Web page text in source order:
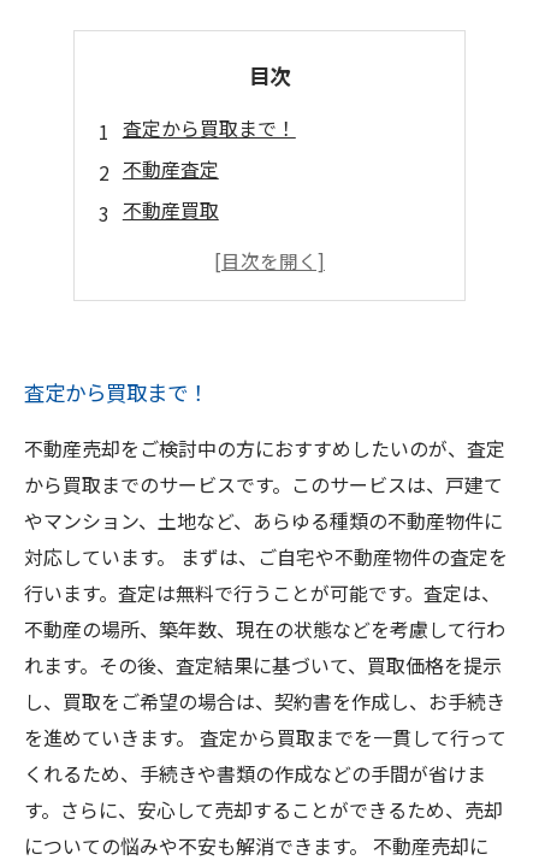
目次
査定から買取まで！
不動産査定
不動産買取
不動産売却の費用
査定から買取まで！
不動産売却をご検討中の方におすすめしたいのが、査定
から買取までのサービスです。このサービスは、戸建て
やマンション、土地など、あらゆる種類の不動産物件に
対応しています。 まずは、ご自宅や不動産物件の査定を
行います。査定は無料で行うことが可能です。査定は、
不動産の場所、築年数、現在の状態などを考慮して行わ
れます。その後、査定結果に基づいて、買取価格を提示
し、買取をご希望の場合は、契約書を作成し、お手続き
を進めていきます。 査定から買取までを一貫して行って
くれるため、手続きや書類の作成などの手間が省けま
す。さらに、安心して売却することができるため、売却
についての悩みや不安も解消できます。 不動産売却に